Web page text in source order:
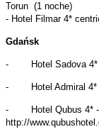
Torun (1 noche)
- Hotel Filmar 4*
Gdańsk
- Hotel Sadova 4* -
- Hotel Admiral 4* -
- Hotel Qubus 4* -
http://